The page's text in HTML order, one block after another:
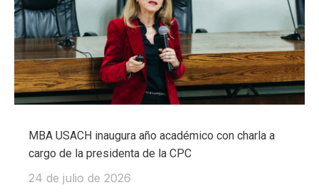
MBA USACH inaugura año académico con charla a
cargo de la presidenta de la CPC
24 de julio de 2026